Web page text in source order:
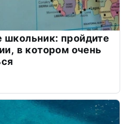
школьник: пройдите
в котором очень